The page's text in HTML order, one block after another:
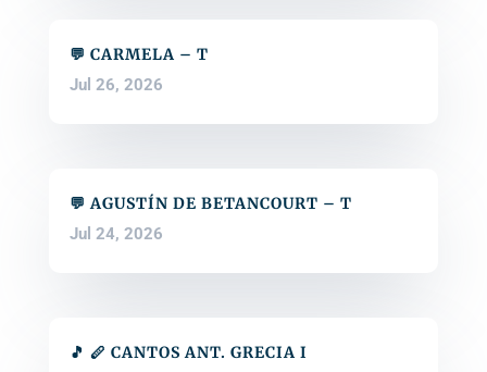
💬 CARMELA – T
Jul 26, 2026
💬 AGUSTÍN DE BETANCOURT – T
Jul 24, 2026
🎵 🪈 CANTOS ANT. GRECIA I